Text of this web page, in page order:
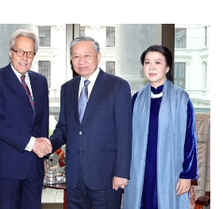
DEPORTES
VIAJES
DE AMISTAD
HISTORIAS MULTIMEDIA
FOTOGRAFÍA